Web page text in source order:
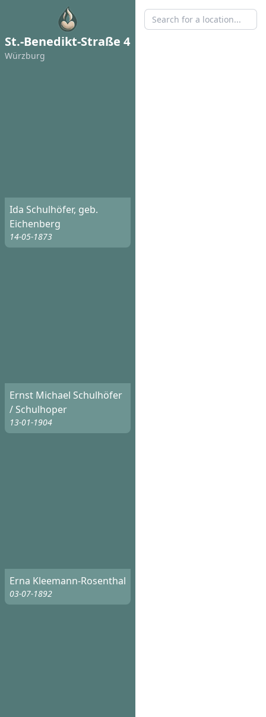
St.-Benedikt-Straße 4
Würzburg
Ida Schulhöfer, geb.
Eichenberg
14-05-1873
Ernst Michael Schulhöfer
/ Schulhoper
13-01-1904
Erna Kleemann-Rosenthal
03-07-1892